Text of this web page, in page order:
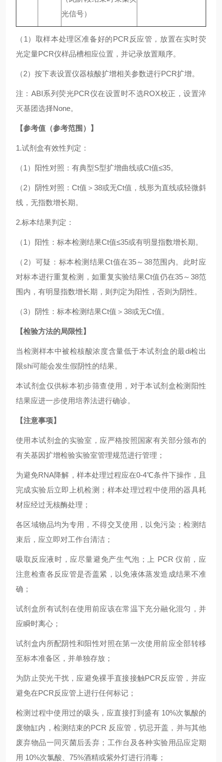
光信号）
（1）取样本处理区准备好的PCR反应管，放置在实时荧
光定量PCR仪样品槽相应位置，并记录放置顺序。
（2）按下表设置仪器核酸扩增相关参数进行PCR扩增。
注：ABI系列荧光PCR仪在设置时不选ROX校正，设置淬
灭基团选择None。
【参考值（参考范围）】
1.试剂盒有效性判定：
（1）阳性对照：有典型S型扩增曲线或Ct值≤35。
（2）阴性对照：Ct值＞38或无Ct值，线形为直线或轻微斜
线，无指数增长期。
2.标本结果判定：
（1）阳性：标本检测结果Ct值≤35或有明显指数增长期。
（2）可疑：标本检测结果Ct值在35～38范围内。此时应
对标本进行重复检测，如重复实验结果Ct值仍在35～38范
围内，有明显指数增长期，则判定为阳性，否则为阴性。
（3）阴性：标本检测结果Ct值＞38或无Ct值。
【检验方法的局限性】
当检测样本中被检核酸浓度含量低于本试剂盒的最di检出
限shi可能会发生假阴性的结果。
本试剂盒仅供标本初步筛查使用，对于本试剂盒检测阳性
结果应进一步使用培养法进行确诊。
【注意事项】
使用本试剂盒的实验室，应严格按照国家有关部分颁布的
有关基因扩增检验实验室管理规范进行管理；
为避免RNA降解，样本处理过程应在0-4℃条件下操作，且
完成实验后立即上机检测；样本处理过程中使用的器具耗
材应经过无核酶处理；
各区域物品均为专用，不得交叉使用，以免污染；检测结
束后，应立即对工作台清洁；
吸取反应液时，应尽量避免产生气泡；上 PCR 仪前，应
注意检查各反应管是否盖紧，以免液体蒸发造成结果不准
确；
试剂盒所有试剂在使用前应该在常温下充分融化混匀，并
应瞬时离心；
试剂盒内所配阴性和阳性对照在第一次使用前应全部转移
至标本准备区，并单独存放；
为防止荧光干扰，应避免裸手直接接触PCR反应管，并应
避免在PCR反应管上进行任何标记；
检测过程中使用过的吸头，应直接打到盛有 10%次氯酸的
废物缸内，检测结束的PCR 反应管，切忌开盖，并与其他
废弃物品一同灭菌后丢弃；工作台及各种实验用品应定期
用 10%次氯酸、75%酒精或紫外灯进行消毒；